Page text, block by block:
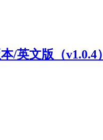
/英文版（v1.0.4）